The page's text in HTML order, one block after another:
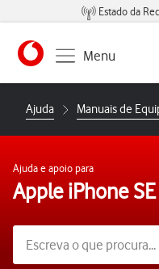
Estado da
https://
Menu
Ajuda Manuais de
Ajuda e apoio para
Apple iPhone